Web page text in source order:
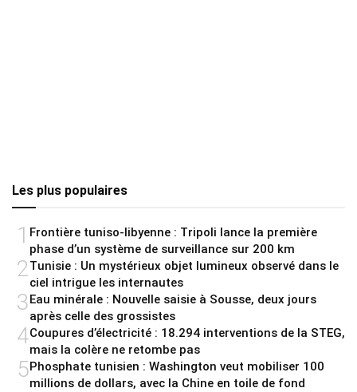
Les plus populaires
1 Frontière tuniso-libyenne : Tripoli lance la première
phase d’un système de surveillance sur 200 km
2Tunisie : Un mystérieux objet lumineux observé dans le
ciel intrigue les internautes
3Eau minérale : Nouvelle saisie à Sousse, deux jours
après celle des grossistes
4Coupures d’électricité : 18.294 interventions de la STEG,
mais la colère ne retombe pas
5Phosphate tunisien : Washington veut mobiliser 100
millions de dollars, avec la Chine en toile de fond